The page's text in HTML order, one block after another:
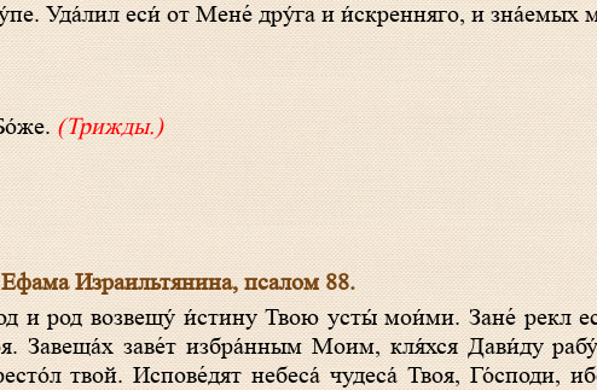
Уда́лил еси́ от Мене́ дру́га и и́скренняго, и зна́емых
(Трижды.)
Израильтянина, псалом 88.
Завеща́х заве́т избра́нным Моим, кля́хся Дави́ду
твой. Испове́дят небеса́ чудеса́ Твоя, Го́споди,